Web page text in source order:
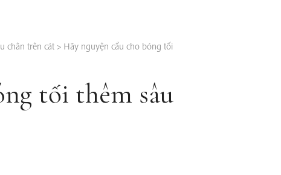
chân trên cát> Hãy nguyện cầu cho bóng tối
tối thêm sâu